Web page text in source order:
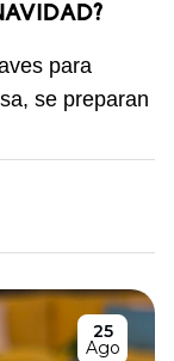
para
se preparan
25
Ago